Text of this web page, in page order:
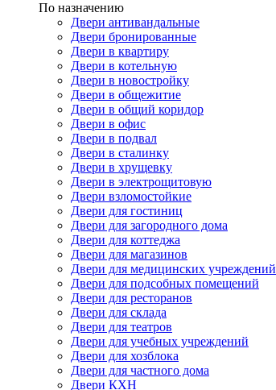
По назначению
Двери антивандальные
Двери бронированные
Двери в квартиру
Двери в котельную
Двери в новостройку
Двери в общежитие
Двери в общий коридор
Двери в офис
Двери в подвал
Двери в сталинку
Двери в хрущевку
Двери в электрощитовую
Двери взломостойкие
Двери для гостиниц
Двери для загородного дома
Двери для коттеджа
Двери для магазинов
Двери для медицинских учреждений
Двери для подсобных помещений
Двери для ресторанов
Двери для склада
Двери для театров
Двери для учебных учреждений
Двери для хозблока
Двери для частного дома
Двери КХН